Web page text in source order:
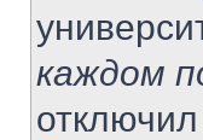
каждом